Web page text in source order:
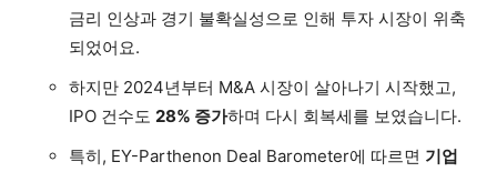
금리 인상과 경기 불확실성으로 인해 투자 시장이 위축
되었어요.
하지만 2024년부터 M&A 시장이 살아나기 시작했고,
IPO 건수도 28% 증가하며 다시 회복세를 보였습니다.
특히, EY-Parthenon Deal Barometer에 따르면 기업